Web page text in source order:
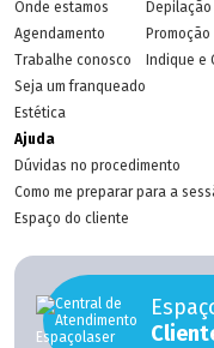
Onde estamos
Agendamento
Trabalhe conosco
Seja um franqueado
Estética
Promoção
Indique e
Ajuda
Dúvidas no procedimento
Como me preparar para a
Espaço do cliente